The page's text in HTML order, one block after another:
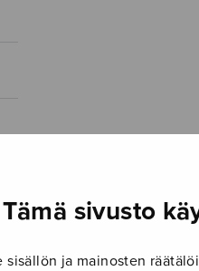
Tämä sivusto
sisällön ja mainosten